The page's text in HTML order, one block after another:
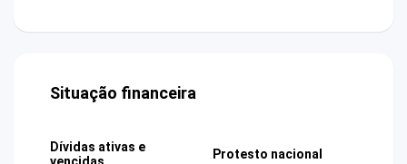
Situação financeira
Dívidas ativas e
Protesto nacional